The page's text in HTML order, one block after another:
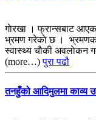
गाेरखा । फ्रान्सबाट
भ्रमण गरेकाे छ ।
स्वास्थ्य चाैकी अवलाेकन
(more…)पुरा पढौ
तनहुँको आदिमुलमा काव्य